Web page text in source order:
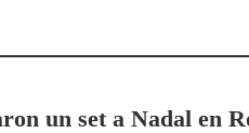
un set a Nadal en